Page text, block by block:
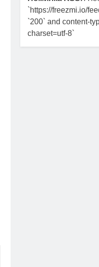
`https://freezmi.io/
`200` and content-
charset=utf-8`